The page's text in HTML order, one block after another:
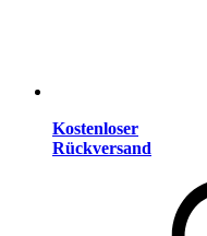
Kostenloser
Rückversand